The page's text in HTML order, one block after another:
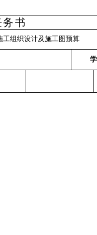
书
工组织设计及施工图预算